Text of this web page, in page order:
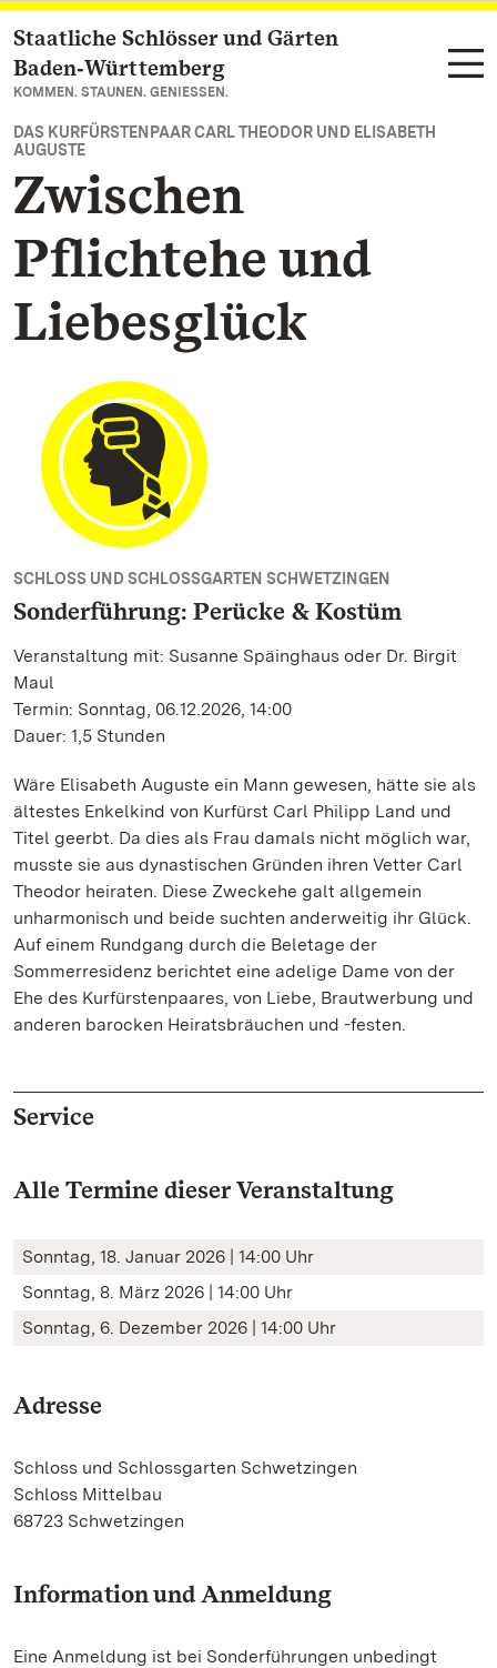
Zum Hauptinhalt springen
Staatliche Schlösser und Gärten
Baden‑Württemberg
KOMMEN. STAUNEN. GENIESSEN.
DAS KURFÜRSTENPAAR CARL THEODOR UND ELISABETH
AUGUSTE
Zwischen
Pflichtehe und
Liebesglück
SCHLOSS UND SCHLOSSGARTEN SCHWETZINGEN
Sonderführung: Perücke & Kostüm
Veranstaltung mit: Susanne Späinghaus oder Dr. Birgit
Maul
Termin: Sonntag, 06.12.2026, 14:00
Dauer: 1,5 Stunden
Wäre Elisabeth Auguste ein Mann gewesen, hätte sie als
ältestes Enkelkind von Kurfürst Carl Philipp Land und
Titel geerbt. Da dies als Frau damals nicht möglich war,
musste sie aus dynastischen Gründen ihren Vetter Carl
Theodor heiraten. Diese Zweckehe galt allgemein
unharmonisch und beide suchten anderweitig ihr Glück.
Auf einem Rundgang durch die Beletage der
Sommerresidenz berichtet eine adelige Dame von der
Ehe des Kurfürstenpaares, von Liebe, Brautwerbung und
anderen barocken Heiratsbräuchen und -festen.
Service
Alle Termine dieser Veranstaltung
Sonntag, 18. Januar 2026 | 14:00 Uhr
Sonntag, 8. März 2026 | 14:00 Uhr
Sonntag, 6. Dezember 2026 | 14:00 Uhr
Adresse
Schloss und Schlossgarten Schwetzingen
Schloss Mittelbau
68723 Schwetzingen
Information und Anmeldung
Eine Anmeldung ist bei Sonderführungen unbedingt